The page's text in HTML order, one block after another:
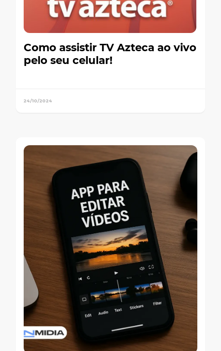
Como assistir TV Azteca ao vivo
pelo seu celular!
24/10/2024